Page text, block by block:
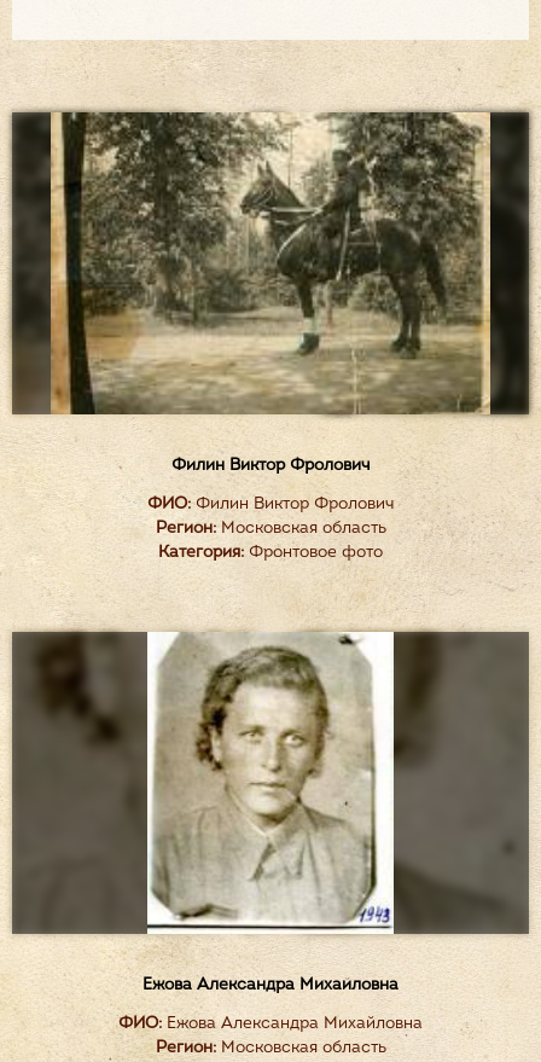
Филин Виктор Фролович
ФИО:Филин Виктор Фролович
Регион:Московская область
Категория: Фронтовое фото
Ежова Александра Михайловна
ФИО: Ежова Александра Михайловна
Регион:Московская область